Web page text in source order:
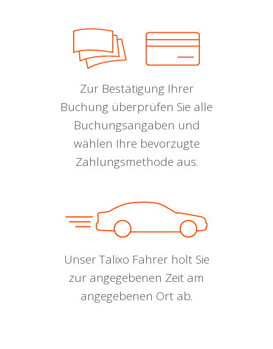
Zur Bestätigung Ihrer
Buchung überprüfen Sie alle
Buchungsangaben und
wählen Ihre bevorzugte
Zahlungsmethode aus.
Unser Talixo Fahrer holt Sie
zur angegebenen Zeit am
angegebenen Ort ab.